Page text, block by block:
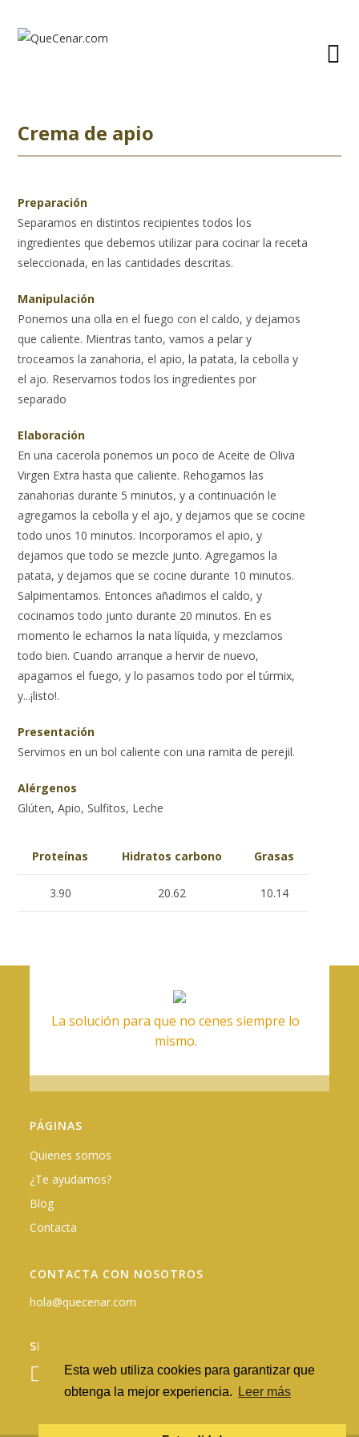
Esta web utiliza cookies para garantizar que
obtenga la mejor experiencia.
Leer más
contenido
Crema de apio
Preparación
Separamos en distintos recipientes todos los
ingredientes que debemos utilizar para cocinar la receta
seleccionada, en las cantidades descritas.
Manipulación
Ponemos una olla en el fuego con el caldo, y dejamos
que caliente. Mientras tanto, vamos a pelar y
troceamos la zanahoria, el apio, la patata, la cebolla y
el ajo. Reservamos todos los ingredientes por
separado
Elaboración
En una cacerola ponemos un poco de Aceite de Oliva
Virgen Extra hasta que caliente. Rehogamos las
zanahorias durante 5 minutos, y a continuación le
agregamos la cebolla y el ajo, y dejamos que se cocine
todo unos 10 minutos. Incorporamos el apio, y
dejamos que todo se mezcle junto. Agregamos la
patata, y dejamos que se cocine durante 10 minutos.
Salpimentamos. Entonces añadimos el caldo, y
cocinamos todo junto durante 20 minutos. En es
momento le echamos la nata líquida, y mezclamos
todo bien. Cuando arranque a hervir de nuevo,
apagamos el fuego, y lo pasamos todo por el túrmix,
y...¡listo!.
Presentación
Servimos en un bol caliente con una ramita de perejil.
Alérgenos
Glúten, Apio, Sulfitos, Leche
Proteínas Hidratos carbono Grasas
3.90 20.62 10.14
La solución para que no cenes siempre lo
mismo.
PÁGINAS
Quienes somos
¿Te ayudamos?
Blog
Contacta
CONTACTA CON NOSOTROS
hola@quecenar.com
SÍGUENOS EN REDES